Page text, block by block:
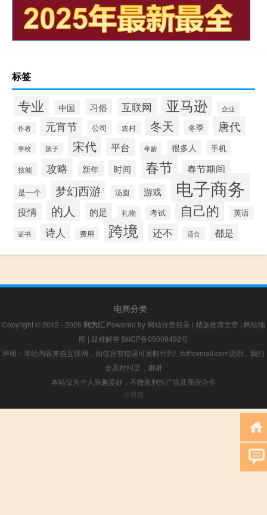
标签
专业 中国 习俗 互联网 亚马逊 企业
作者 元宵节 公司 农村 冬天 冬季 唐代
学校 孩子 宋代 平台 年龄 很多人 手机
技能 攻略 新年 时间 春节 春节期间
是一个 梦幻西游 汤圆 游戏 电子商务
疫情 的人 的是 礼物 考试 自己的 英语
证书 诗人 费用 跨境 还不 适合 都是
电商分类
Copyright © 2012 - 2026 利为汇 Powered by 网站分类目录 | 精选推荐文章 | 网站地
图 | 疑难解答 陕ICP备05009492号
声明：本站内容来自互联网，如信息有错误可发邮件到f_fb#foxmail.com说明，我们
会及时纠正，谢谢
本站仅为个人兴趣爱好，不接盈利性广告及商业合作
小男孩